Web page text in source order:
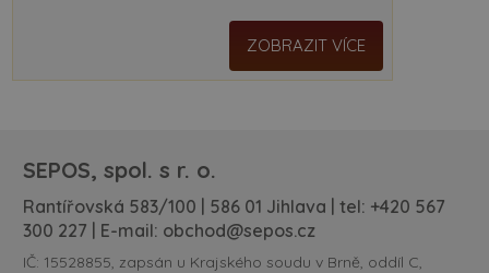
ZOBRAZIT VÍCE
SEPOS, spol. s r. o.
Rantířovská 583/100 | 586 01 Jihlava | tel: +420 567
300 227 | E-mail: obchod@sepos.cz
IČ: 15528855, zapsán u Krajského soudu v Brně, oddíl C,